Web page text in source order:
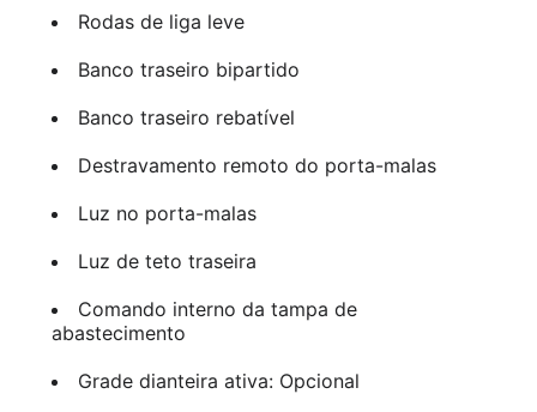
Rodas de liga leve
Banco traseiro bipartido
Banco traseiro rebatível
Destravamento remoto do porta-malas
Luz no porta-malas
Luz de teto traseira
Comando interno da tampa de
abastecimento
Grade dianteira ativa: Opcional